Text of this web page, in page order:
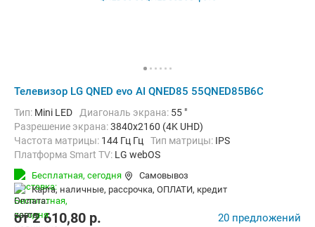
Телевизор LG QNED evo AI QNED85 55QNED85B6C
Тип: Mini LED Диагональ экрана: 55 "
Разрешение экрана:3840x2160 (4K UHD)
Частота матрицы: 144 Гц Гц Тип матрицы: IPS
Платформа Smart TV: LG webOS
Беспроводные интерфейсы:
Бесплатная, сегодня
Самовывоз
карта, наличные, рассрочка, ОПЛАТИ, кредит
от2 610,80 p. 20 предложений